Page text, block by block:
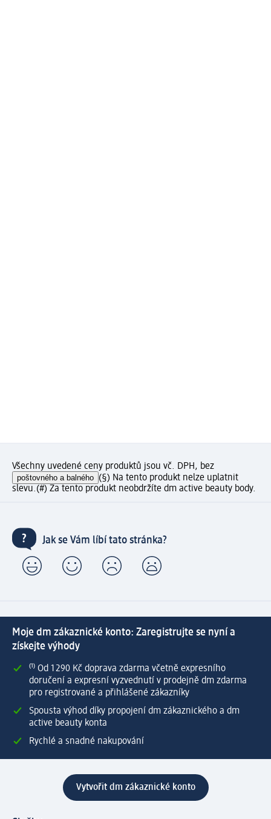
Všechny uvedené ceny produktů jsou vč. DPH, bez
poštovného a balného (§) Na tento produkt nelze uplatnit
slevu.(#) Za tento produkt neobdržíte dm active beauty body.
Jak se Vám líbí tato stránka?
Moje dm zákaznické konto: Zaregistrujte se nyní a
získejte výhody
⁽¹⁾ Od 1 290 Kč doprava zdarma včetně expresního
doručení a expresní vyzvednutí v prodejně dm zdarma
pro registrované a přihlášené zákazníky
Spousta výhod díky propojení dm zákaznického a dm
active beauty konta
Rychlé a snadné nakupování
Vytvořit dm zákaznické konto